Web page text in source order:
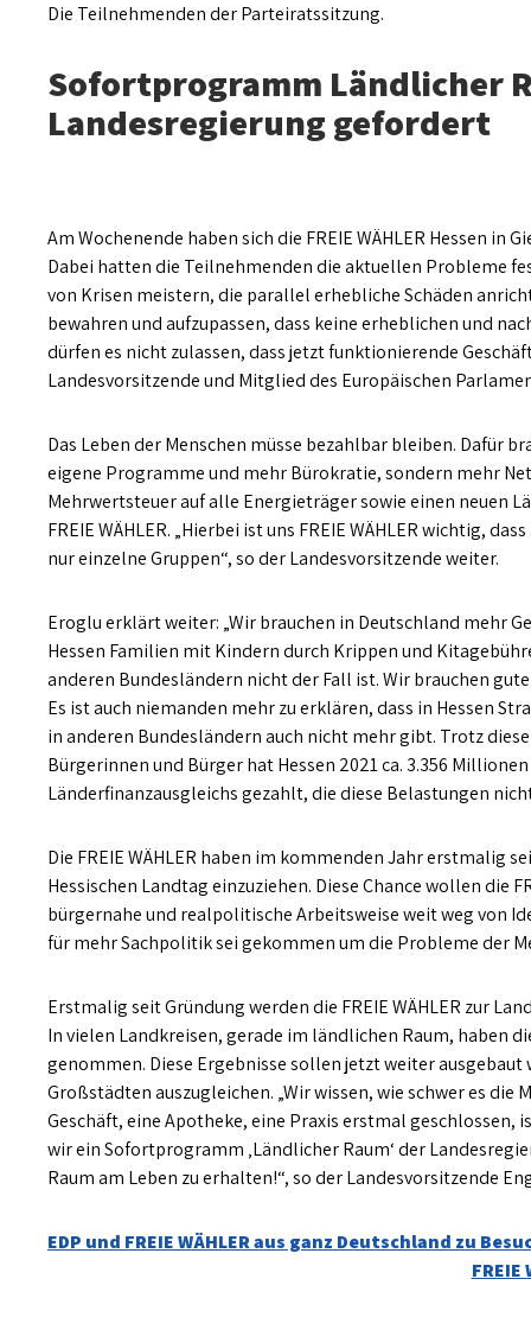
Die Teilnehmenden der Parteiratssitzung.
Sofortprogramm Ländlicher
Landesregierung gefordert
Am Wochenende haben sich die FREIE WÄHLER Hessen in
Dabei hatten die Teilnehmenden die aktuellen Probleme
von Krisen meistern, die parallel erhebliche Schäden
bewahren und aufzupassen, dass keine erheblichen und
dürfen es nicht zulassen, dass jetzt funktionierende
Landesvorsitzende und Mitglied des Europäischen
Das Leben der Menschen müsse bezahlbar bleiben. Dafür
eigene Programme und mehr Bürokratie, sondern mehr
Mehrwertsteuer auf alle Energieträger sowie einen neuen
FREIE WÄHLER. „Hierbei ist uns FREIE WÄHLER wichtig,
nur einzelne Gruppen“, so der Landesvorsitzende weiter.
Eroglu erklärt weiter: „Wir brauchen in Deutschland mehr
Hessen Familien mit Kindern durch Krippen und
anderen Bundesländern nicht der Fall ist. Wir brauchen
Es ist auch niemanden mehr zu erklären, dass in Hessen
in anderen Bundesländern auch nicht mehr gibt. Trotz
Bürgerinnen und Bürger hat Hessen 2021 ca. 3.356
Länderfinanzausgleichs gezahlt, die diese Belastungen
Die FREIE WÄHLER haben im kommenden Jahr erstmalig
Hessischen Landtag einzuziehen. Diese Chance wollen die
bürgernahe und realpolitische Arbeitsweise weit weg von
für mehr Sachpolitik sei gekommen um die Probleme der
Erstmalig seit Gründung werden die FREIE WÄHLER zur
In vielen Landkreisen, gerade im ländlichen Raum, haben
genommen. Diese Ergebnisse sollen jetzt weiter
Großstädten auszugleichen. „Wir wissen, wie schwer es die
Geschäft, eine Apotheke, eine Praxis erstmal geschlossen,
wir ein Sofortprogramm ‚Ländlicher Raum‘ der
Raum am Leben zu erhalten!“, so der Landesvorsitzende
Beitragsnavigation
EDP und FREIE WÄHLER aus ganz Deutschland zu